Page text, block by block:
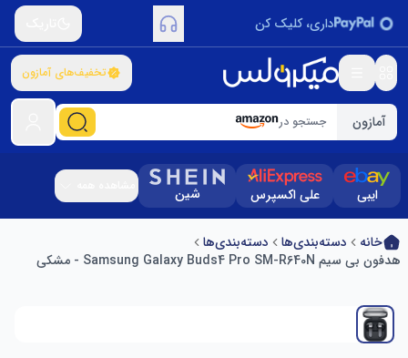
داری، کلیک کن
تخفیف‌های آمازون
آمازون جستجو در
ایبی علی اکسپرس شین
خانه دسته‌بندی‌ها
دسته‌بندی‌ها
هدفون بی سیم Samsung Galaxy Buds4 Pro SM-R640N - مشکی